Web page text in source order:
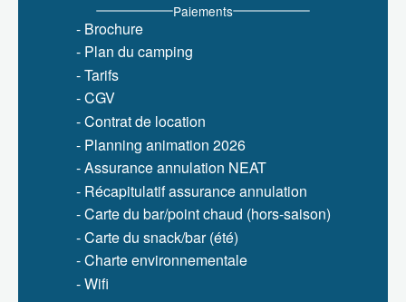
Paiements
- Brochure
- Plan du camping
- Tarifs
- CGV
- Contrat de location
- Planning animation 2026
- Assurance annulation NEAT
- Récapitulatif assurance annulation
- Carte du bar/point chaud (hors-saison)
- Carte du snack/bar (été)
- Charte environnementale
- Wifi